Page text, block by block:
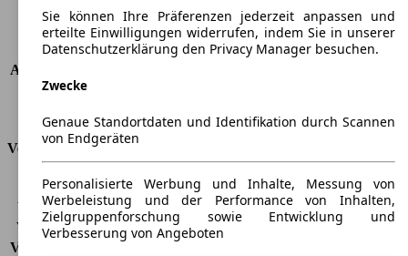
Türen
4
Sitze
5
Dachlast
-
Anhängelast (ungebremst)
Anhängelast (gebremst)
Verbrauch
CO2 Emissionen*
-
Verbrauch (Stadt)
Verbrauch (Land)
-
Verbrauch (komb.)*
Sie können Ihre Präferenzen jederzeit anpassen und
erteilte Einwilligungen widerrufen, indem Sie in unserer
Datenschutzerklärung den Privacy Manager besuchen.
Zwecke
Genaue Standortdaten und Identifikation durch Scannen
von Endgeräten
Personalisierte Werbung und Inhalte, Messung von
Werbeleistung und der Performance von Inhalten,
Zielgruppenforschung sowie Entwicklung und
Verbesserung von Angeboten